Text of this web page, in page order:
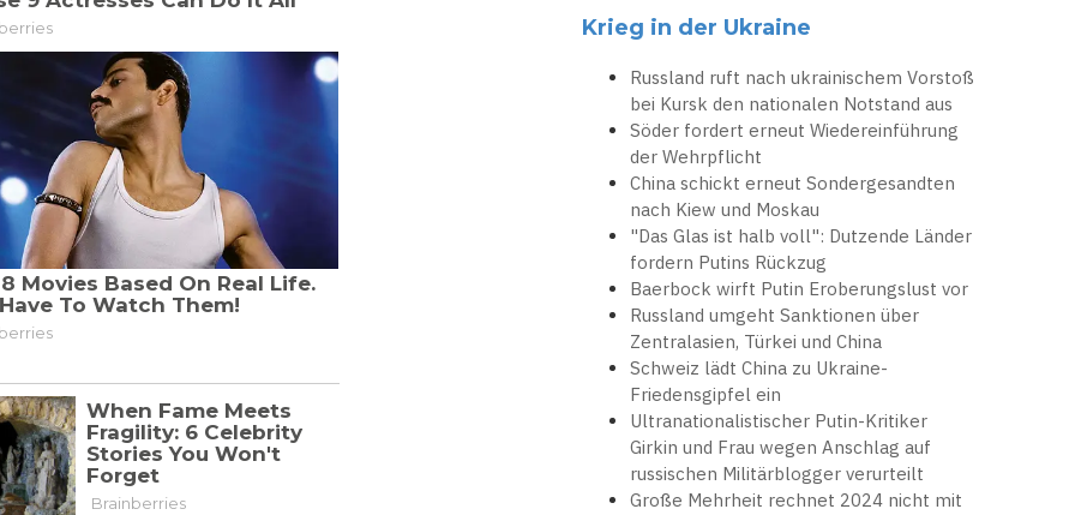
Krieg in der Ukraine
Russland ruft nach ukrainischem Vorstoß
bei Kursk den nationalen Notstand aus
Söder fordert erneut Wiedereinführung
der Wehrpflicht
China schickt erneut Sondergesandten
nach Kiew und Moskau
"Das Glas ist halb voll": Dutzende Länder
fordern Putins Rückzug
Baerbock wirft Putin Eroberungslust vor
Russland umgeht Sanktionen über
Zentralasien, Türkei und China
Schweiz lädt China zu Ukraine-
Friedensgipfel ein
Ultranationalistischer Putin-Kritiker
Girkin und Frau wegen Anschlag auf
russischen Militärblogger verurteilt
Große Mehrheit rechnet 2024 nicht mit